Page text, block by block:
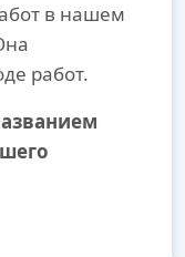
в нашем
работ.